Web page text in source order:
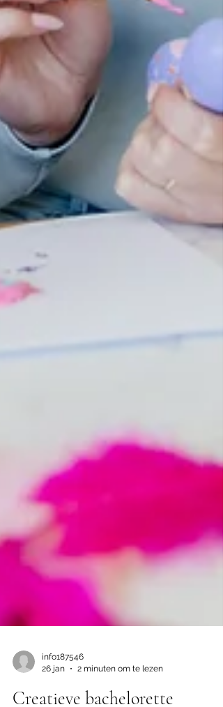
26 jan
2 minuten om te lezen